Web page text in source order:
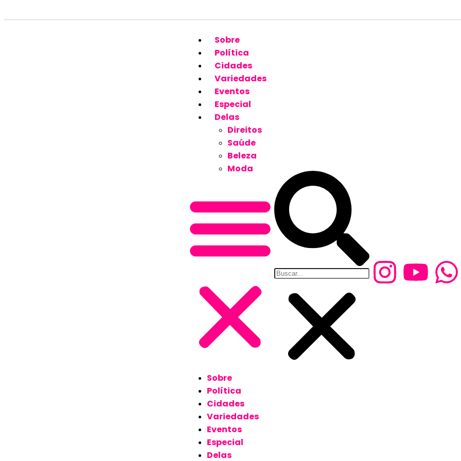
Sobre
Política
Cidades
Variedades
Eventos
Especial
Delas
Direitos
Saúde
Beleza
Moda
Sobre
Política
Cidades
Variedades
Eventos
Especial
Delas